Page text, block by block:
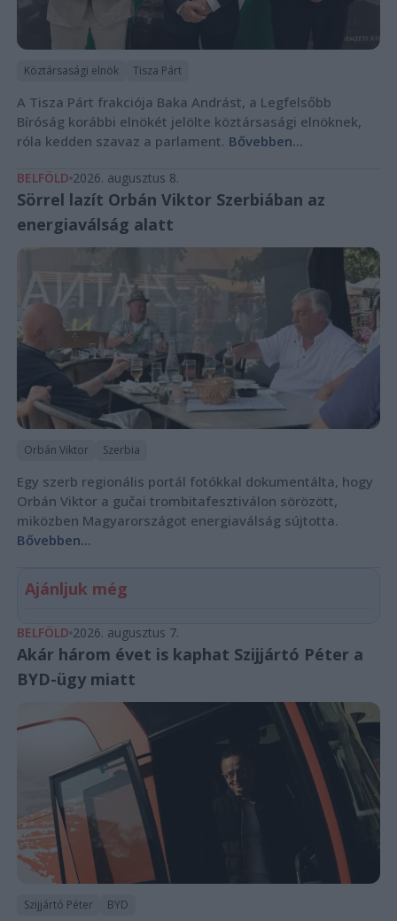
Köztársasági elnök Tisza Párt
A Tisza Párt frakciója Baka Andrást, a Legfelsőbb
Bíróság korábbi elnökét jelölte köztársasági elnöknek,
róla kedden szavaz a parlament. Bővebben...
BELFÖLD 2026. augusztus 8.
Sörrel lazít Orbán Viktor Szerbiában az
energiaválság alatt
Orbán Viktor Szerbia
Egy szerb regionális portál fotókkal dokumentálta, hogy
Orbán Viktor a gučai trombitafesztiválon sörözött,
miközben Magyarországot energiaválság sújtotta.
Bővebben...
Ajánljuk még
BELFÖLD 2026. augusztus 7.
Akár három évet is kaphat Szijjártó Péter a
BYD-ügy miatt
Szijjártó Péter BYD